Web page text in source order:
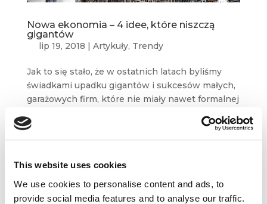
This website uses cookies
We use cookies to personalise content and ads, to
provide social media features and to analyse our traffic.
Nowa ekonomia – 4 idee, które niszczą
gigantów
lip 19, 2018 | Artykuły, Trendy
Jak to się stało, że w ostatnich latach byliśmy
świadkami upadku gigantów i sukcesów małych,
garażowych firm, które nie miały nawet formalnej
dziś z nadmiernego konsumpcjonizmu?
Czy marki będą musiały zrewidować...